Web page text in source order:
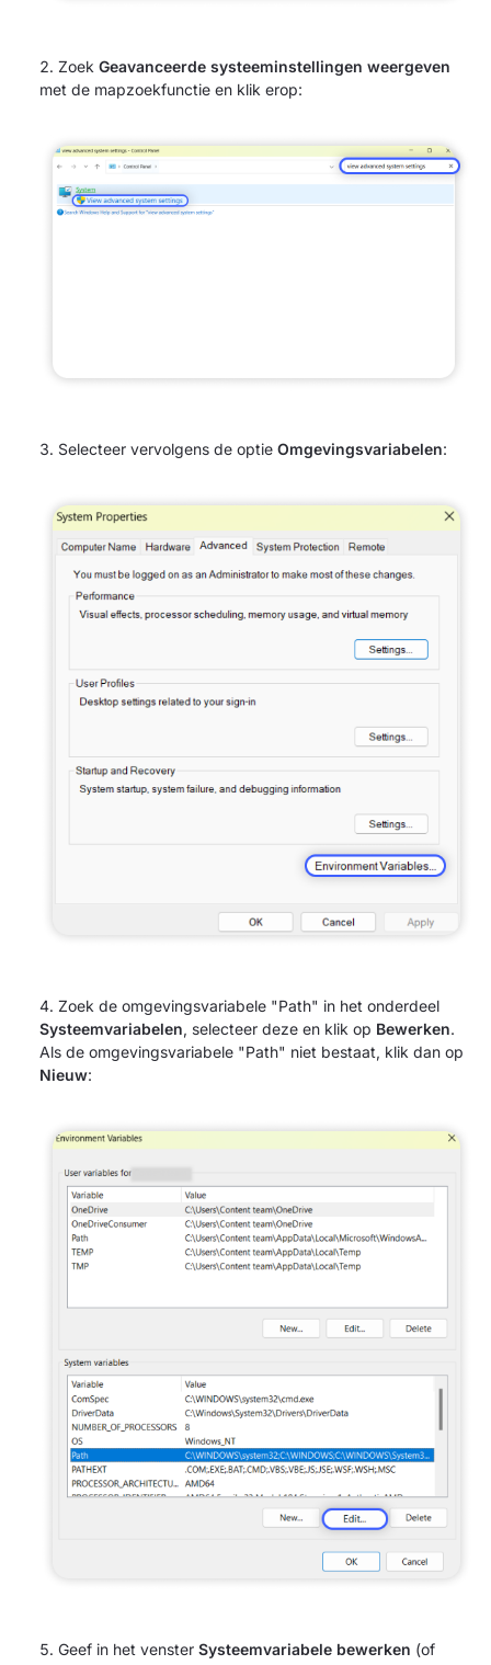
Zoek Geavanceerde systeeminstellingen weergeven
met de mapzoekfunctie en klik erop:
Selecteer vervolgens de optie Omgevingsvariabelen:
Zoek de omgevingsvariabele "Path" in het onderdeel
Systeemvariabelen, selecteer deze en klik op Bewerken.
Als de omgevingsvariabele "Path" niet bestaat, klik dan op
Nieuw:
Geef in het venster Systeemvariabele bewerken (of